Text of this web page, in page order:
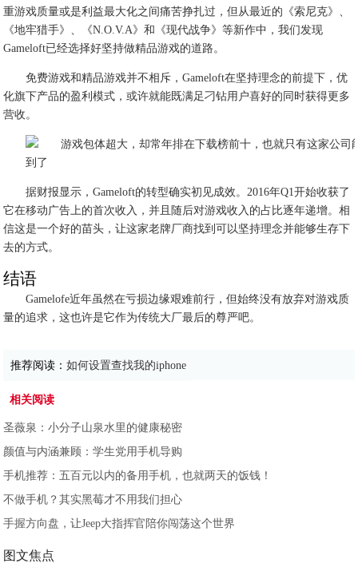
重游戏质量或是利益最大化之间痛苦挣扎过，但从最近的《索尼克》、
《地牢猎手》、《N.O.V.A》和《现代战争》等新作中，我们发现
Gameloft已经选择好坚持做精品游戏的道路。
免费游戏和精品游戏并不相斥，Gameloft在坚持理念的前提下，优
化旗下产品的盈利模式，或许就能既满足刁钻用户喜好的同时获得更多
营收。
据财报显示，Gameloft的转型确实初见成效。2016年Q1开始收获了
它在移动广告上的首次收入，并且随后对游戏收入的占比逐年递增。相
信这是一个好的苗头，让这家老牌厂商找到可以坚持理念并能够生存下
去的方式。
结语
Gamelofe近年虽然在亏损边缘艰难前行，但始终没有放弃对游戏质
量的追求，这也许是它作为传统大厂最后的尊严吧。
推荐阅读：如何设置查找我的iphone
相关阅读
圣薇泉：小分子山泉水里的健康秘密
颜值与内涵兼顾：学生党用手机导购
手机推荐：五百元以内的备用手机，也就两天的饭钱！
不做手机？其实黑莓才不用我们担心
手握方向盘，让Jeep大指挥官陪你闯荡这个世界
图文焦点